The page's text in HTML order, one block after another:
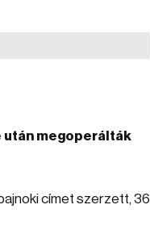
után megoperálták
címet szerzett, 36